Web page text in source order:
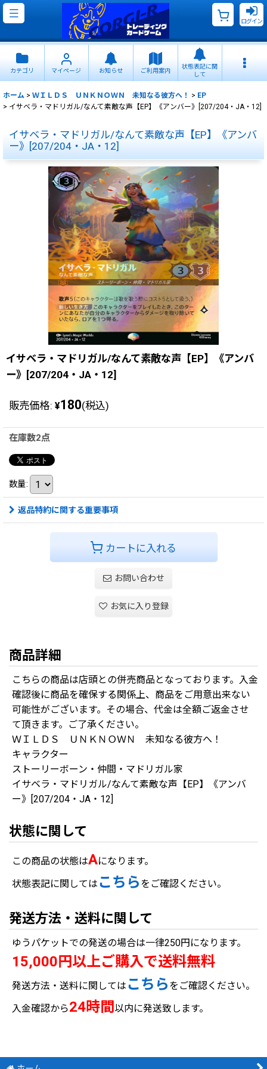
ログイン
カテゴリ マイページ お知らせ ご利用案内
状態表記に関
して
ホーム > ＷＩＬＤＳ ＵＮＫＮＯＷＮ 未知なる彼方へ！ > EP
> イサベラ・マドリガル/なんて素敵な声【EP】《アンバー》[207/204・JA・12]
イサベラ・マドリガル/なんて素敵な声【EP】《アンバ
ー》[207/204・JA・12]
イサベラ・マドリガル/なんて素敵な声【EP】《アンバ
ー》[207/204・JA・12]
販売価格: ¥180(税込)
在庫数2点
数量:
返品特約に関する重要事項
カートに入れる
お問い合わせ
お気に入り登録
商品詳細
こちらの商品は店頭との併売商品となっております。入金
確認後に商品を確保する関係上、商品をご用意出来ない
可能性がございます。その場合、代金は全額ご返金させ
て頂きます。ご了承ください。
ＷＩＬＤＳ ＵＮＫＮＯＷＮ 未知なる彼方へ！
キャラクター
ストーリーボーン・仲間・マドリガル家
イサベラ・マドリガル/なんて素敵な声【EP】《アンバ
ー》[207/204・JA・12]
状態に関して
この商品の状態はAになります。
状態表記に関しては こちら をご確認ください。
発送方法・送料に関して
ゆうパケットでの発送の場合は一律250円になります。
15,000円以上ご購入で送料無料
発送方法・送料に関しては こちら をご確認ください。
入金確認から24時間 以内に発送致します。